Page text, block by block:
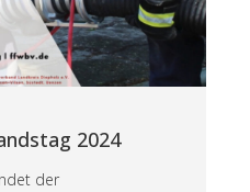
2024
der